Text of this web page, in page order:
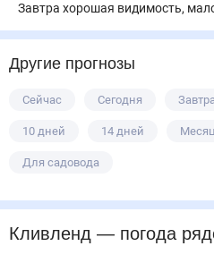
Завтра хорошая видимость,
Другие прогнозы
Сейчас Сегодня
10 дней 14 дней
Для садовода
Кливленд— погода